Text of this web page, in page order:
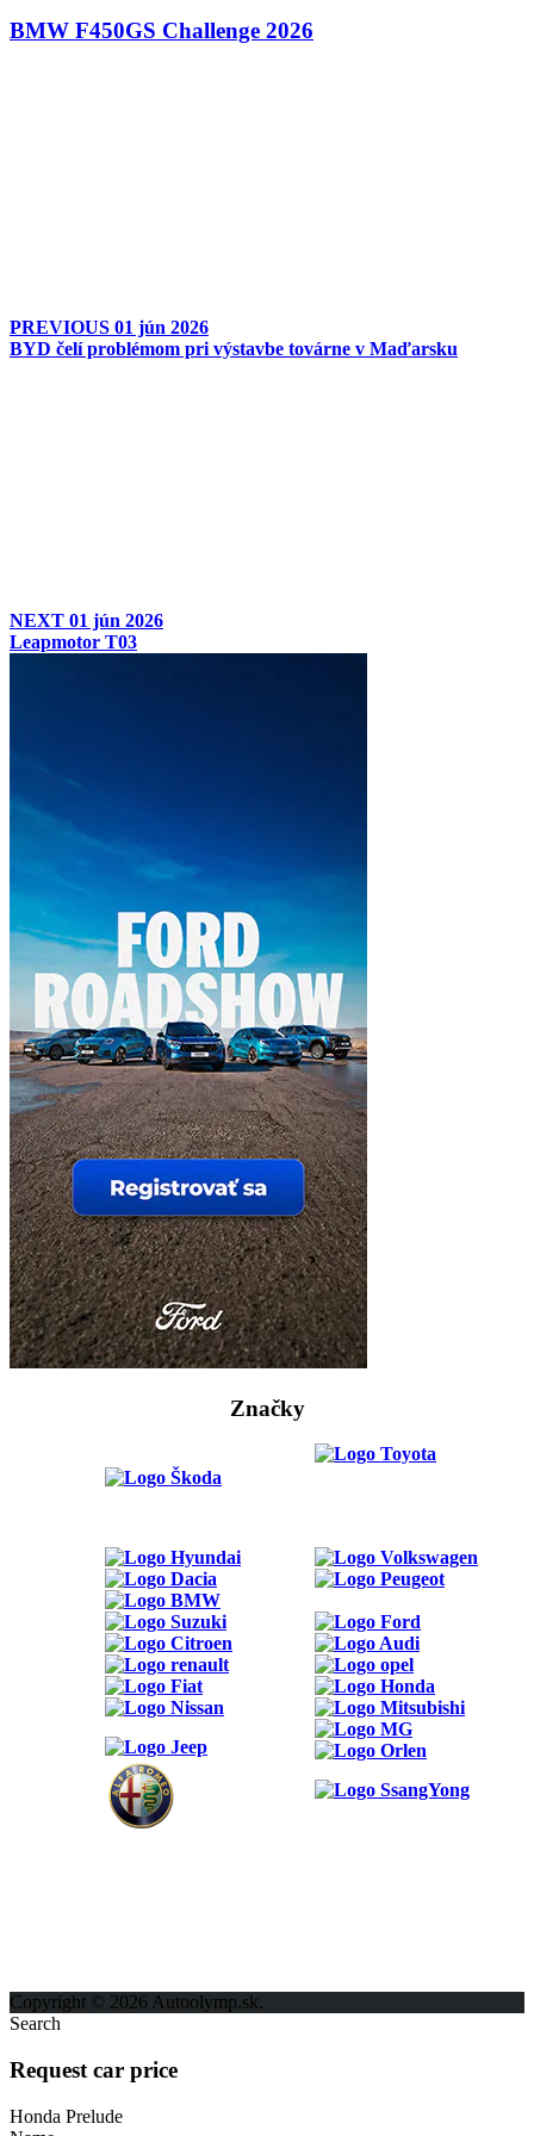
BMW F450GS Challenge 2026
PREVIOUS 01 jún 2026
BYD čelí problémom pri výstavbe továrne v Maďarsku
NEXT 01 jún 2026
Leapmotor T03
Značky
Copyright © 2026 Autoolymp.sk.
Search
Request car price
Honda Prelude